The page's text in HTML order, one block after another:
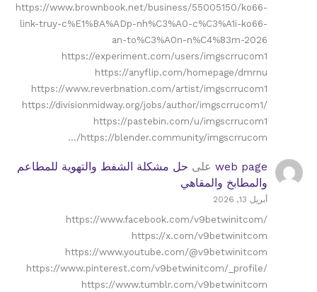
https://www.brownbook.net/business/55005150/ko66-
link-truy-c%E1%BA%ADp-nh%C3%A0-c%C3%A1i-ko66-
an-to%C3%A0n-n%C4%83m-2026
https://experiment.com/users/imgscrrucom1
https://anyflip.com/homepage/dmrnu
https://www.reverbnation.com/artist/imgscrrucom1
https://divisionmidway.org/jobs/author/imgscrrucom1/
https://pastebin.com/u/imgscrrucom1
https://blender.community/imgscrrucom/…
web page على حل مشكلة الشفط والتهوية للمطاعم
والمطابخ والمقاهي
أبريل 13, 2026
https://www.facebook.com/v9betwinitcom/
https://x.com/v9betwinitcom
https://www.youtube.com/@v9betwinitcom
https://www.pinterest.com/v9betwinitcom/_profile/
https://www.tumblr.com/v9betwinitcom